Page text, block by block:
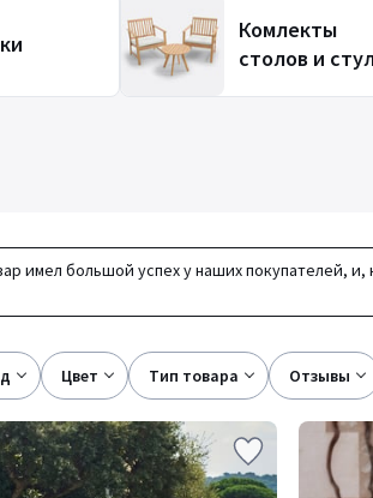
Комлекты
столов и
имел большой успех у наших покупателей,
цвет тип товара отзывы